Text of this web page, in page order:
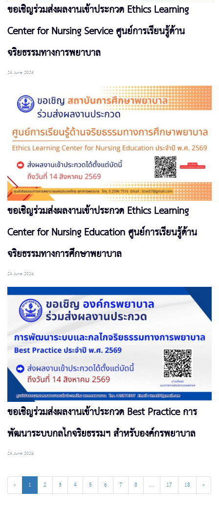
ขอเชิญร่วมส่งผลงานเข้าประกวด Ethics Learning
Center for Nursing Service ศูนย์การเรียนรู้ด้าน
จริยธรรมทางการพยาบาล
24 June 2026
ขอเชิญร่วมส่งผลงานเข้าประกวด Ethics Learning
Center for Nursing Education ศูนย์การเรียนรู้ด้าน
จริยธรรมทางการศึกษาพยาบาล
24 June 2026
ขอเชิญร่วมส่งผลงานเข้าประกวด Best Practice การ
พัฒนาระบบกลไกจริยธรรมฯ สำหรับองค์กรพยาบาล
24 June 2026
« 1 2 3 4 5 6 7 8 ... 17 18 »